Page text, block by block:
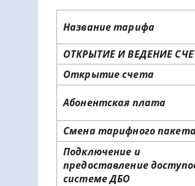
Название тарифа
ОТКРЫТИЕ И ВЕДЕНИЕ
Открытие счета
Абонентская плата
Смена тарифного
Подключение и
предоставление
системе ДБО